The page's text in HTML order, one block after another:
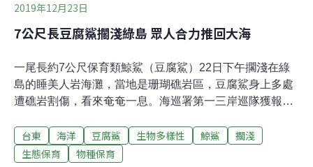
2019年12月23日
7公尺長豆腐鯊擱淺綠島 眾人合力推回大海
一尾長約7公尺保育類鯨鯊（豆腐鯊）22日下午擱淺在綠
島的睡美人岩海灘，當地是珊瑚礁岩區，豆腐鯊身上多處
遭礁岩割傷，看來奄奄一息。海巡署第一三岸巡隊獲報前
入海中，加上吊車等大型機具因地形無法抵達現場，救援
相當困難。綠島海洋研究站人員也到場協助維持擱淺豆腐
台東 海洋 豆腐鯊 生物多樣性 鯨鯊
擱淺
生態保育
物種保育